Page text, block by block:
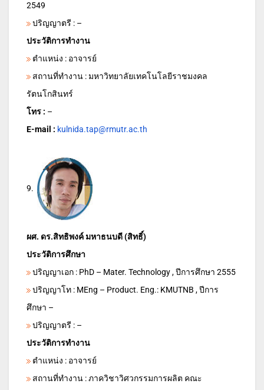
2549
ปริญญาตรี : –
ประวัติการทำงาน
ตำแหน่ง : อาจารย์
สถานที่ทำงาน : มหาวิทยาลัยเทคโนโลยีราชมงคล
รัตนโกสินทร์
โทร : –
E-mail : kulnida.tap@rmutr.ac.th
9.
ผศ. ดร.สิทธิพงค์ มหาธนบดี (สิทธิ์)
ประวัติการศึกษา
ปริญญาเอก : PhD – Mater. Technology , ปีการศึกษา 2555
ปริญญาโท : MEng – Product. Eng.: KMUTNB , ปีการ
ศึกษา –
ปริญญาตรี : –
ประวัติการทำงาน
ตำแหน่ง : อาจารย์
สถานที่ทำงาน : ภาควิชาวิศวกรรมการผลิต คณะ